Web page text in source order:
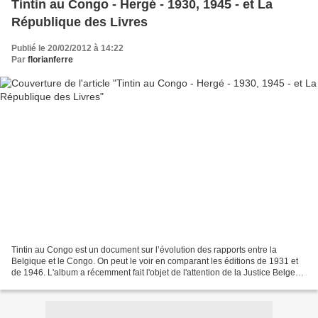
Tintin au Congo - Hergé - 1930, 1945 - et La
République des Livres
Publié le 20/02/2012 à 14:22
Par florianferre
Tintin au Congo est un document sur l’évolution des rapports entre la
Belgique et le Congo. On peut le voir en comparant les éditions de 1931 et
de 1946. L'album a récemment fait l'objet de l'attention de la Justice Belge